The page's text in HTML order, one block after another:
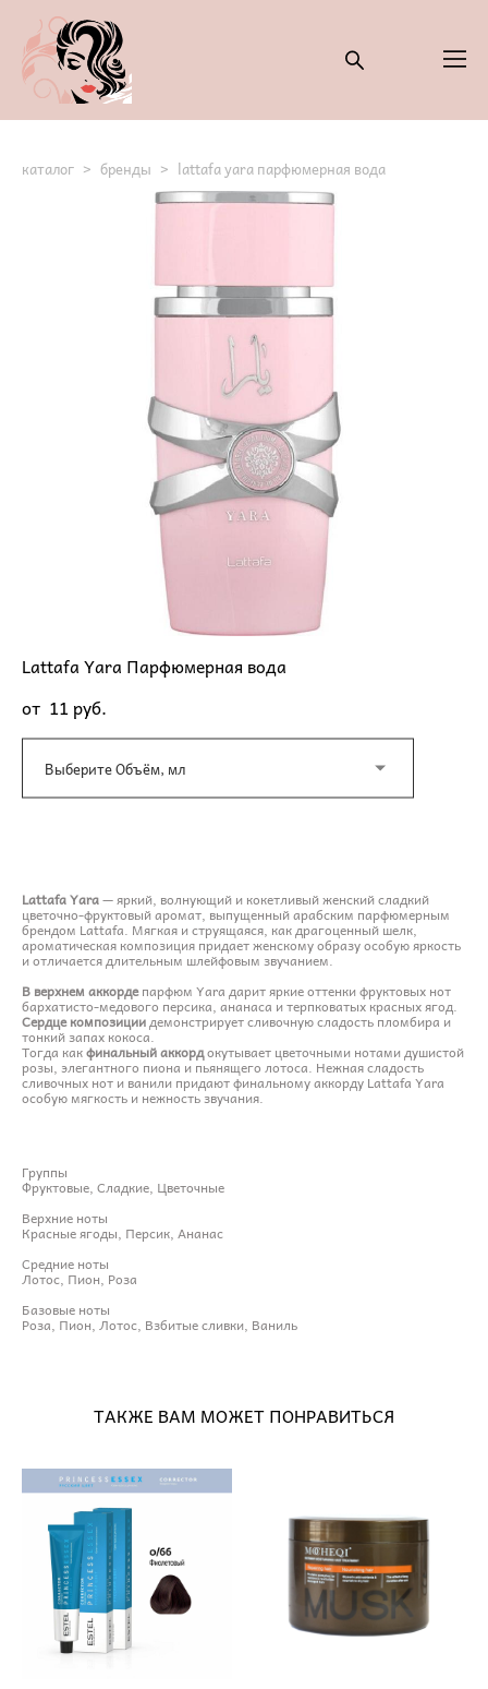
каталог > бренды > lattafa yara парфюмерная вода
Lattafa Yara Парфюмерная вода
от 11 pуб.
Выберите Объём, мл
Lattafa Yara— яркий, волнующий и кокетливый женский сладкий
цветочно-фруктовый аромат, выпущенный арабским парфюмерным
брендом Lattafa. Мягкая и струящаяся, как драгоценный шелк,
ароматическая композиция придает женскому образу особую яркость
и отличается длительным шлейфовым звучанием.
В верхнем аккордепарфюм Yara дарит яркие оттенки фруктовых нот
бархатисто-медового персика, ананаса и терпковатых красных ягод.
Сердце композициидемонстрирует сливочную сладость пломбира и
тонкий запах кокоса.
Тогда какфинальный аккордокутывает цветочными нотами душистой
розы, элегантного пиона и пьянящего лотоса. Нежная сладость
сливочных нот и ванили придают финальному аккорду Lattafa Yara
особую мягкость и нежность звучания.
Группы
Фруктовые, Сладкие, Цветочные
Верхние ноты
Красные ягоды, Персик, Ананас
Средние ноты
Лотос, Пион, Роза
Базовые ноты
Роза, Пион, Лотос, Взбитые сливки, Ваниль
ТАКЖЕ ВАМ МОЖЕТ ПОНРАВИТЬСЯ